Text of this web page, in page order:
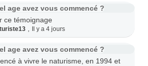
age avez vous commencé ?
ce témoignage
, Il y a 4 jours
age avez vous commencé ?
à vivre le naturisme, en 1994 et